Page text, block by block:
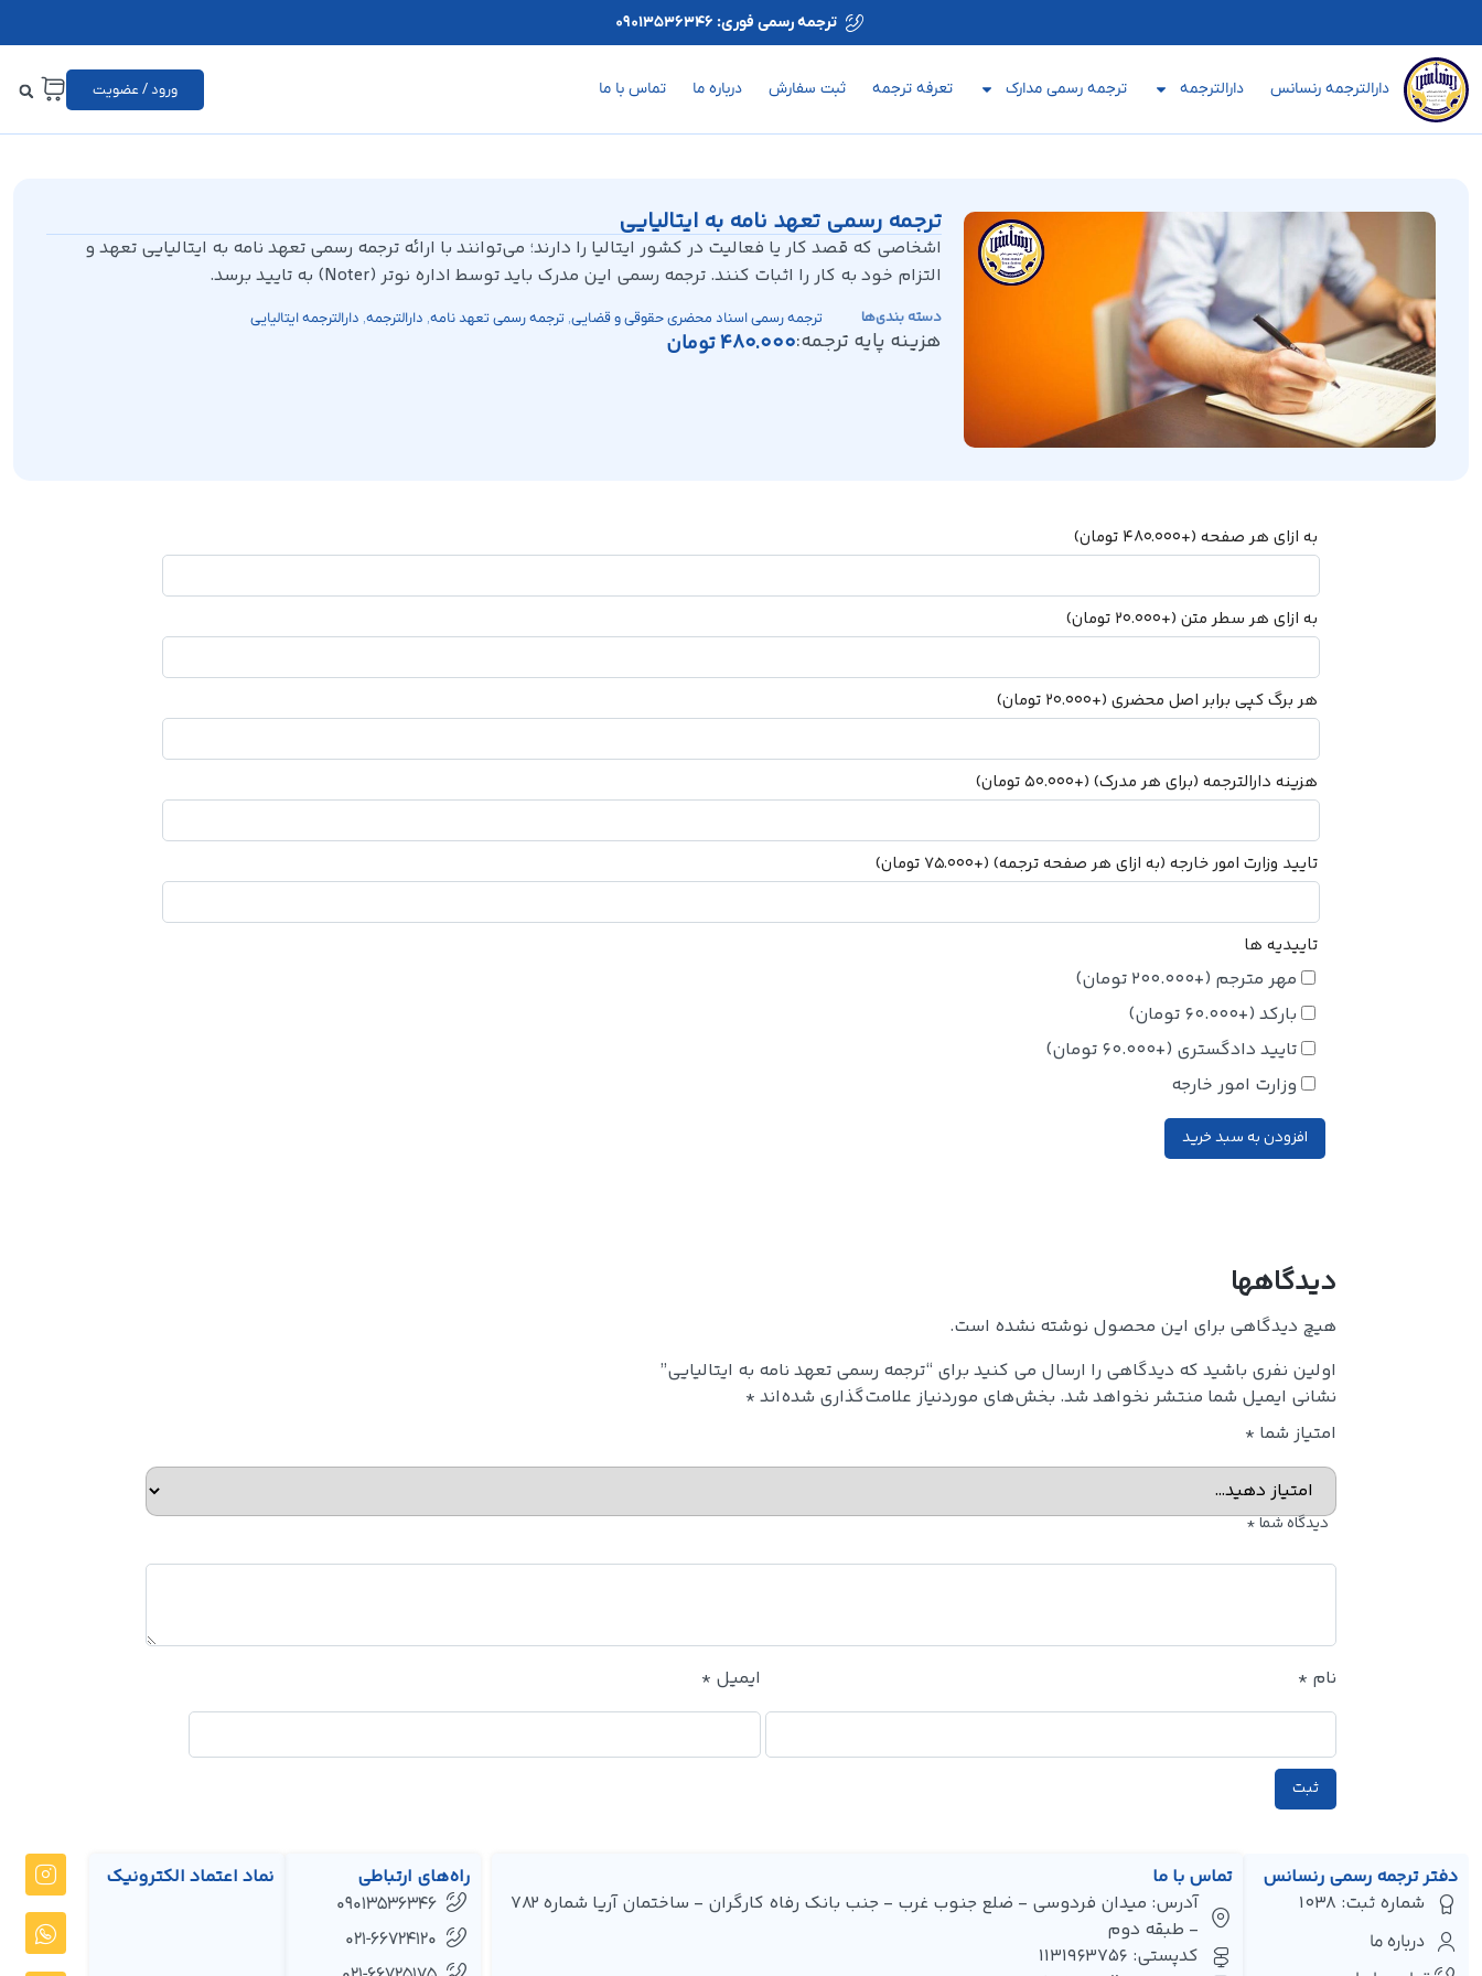
ترجمه رسمی فوری: 09013536346
دارالترجمه رنسانس دارالترجمه ترجمه رسمی مدارک تعرفه ترجمه ثبت سفارش درباره ما تماس با ما ورود / عضویت
ترجمه رسمی تعهد نامه به ایتالیایی
اشخاصی که قصد کار یا فعالیت در کشور ایتالیا را دارند؛ می‌توانند با ارائه ترجمه رسمی تعهد نامه به ایتالیایی تعهد و
التزام خود به کار را اثبات کنند. ترجمه رسمی این مدرک باید توسط اداره نوتر (Noter) به تایید برسد.
دسته بندی‌ها ترجمه رسمی اسناد محضری حقوقی و قضایی, ترجمه رسمی تعهد نامه, دارالترجمه, دارالترجمه ایتالیایی
هزینه پایه ترجمه:480.000تومان
به ازای هر صفحه (+
480.000 تومان)
به ازای هر سطر متن (+
20.000 تومان)
هر برگ کپی برابر اصل محضری (+
20.000 تومان)
هزینه دارالترجمه (برای هر مدرک) (+
50.000تومان)
تایید وزارت امور خارجه (به ازای هر صفحه ترجمه) (+
75.000 تومان)
تاییدیه ها
مهر مترجم (+
200.000 تومان)
بارکد (+
60.000 تومان)
تایید دادگستری (+
60.000 تومان)
وزارت امور خارجه
افزودن به سبد خرید
دیدگاهها
هیچ دیدگاهی برای این محصول نوشته نشده است.
اولین نفری باشید که دیدگاهی را ارسال می کنید برای “ترجمه رسمی تعهد نامه به ایتالیایی”
نشانی ایمیل شما منتشر نخواهد شد. بخش‌های موردنیاز علامت‌گذاری شده‌اند *
امتیاز شما *
دیدگاه شما*
نام * ایمیل *
دفتر ترجمه رسمی رنسانس
شماره ثبت: 1038
درباره ما
تماس با ما
آدرس: میدان فردوسی - ضلع جنوب غرب - جنب بانک رفاه کارگران - ساختمان آریا شماره 782
- طبقه دوم
کدپستی: 1131963756
راه‌های ارتباطی
09013536346
021-66724120
نماد اعتماد الکترونیک